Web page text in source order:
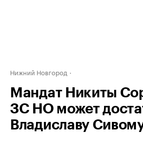
Нижний Новгород
Мандат Никиты
ЗС НО может
Владиславу